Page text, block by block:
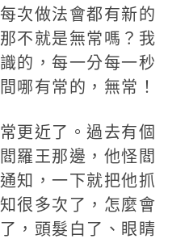
次做法會都有新的
不就是無常嗎？我
的，每一分每一秒
哪有常的，無常！
更近了。過去有個
羅王那邊，他怪閻
知，一下就把他抓
很多次了，怎麼會
，頭髮白了、眼睛